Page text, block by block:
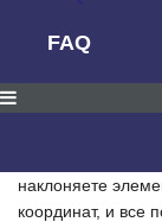
FAQ
С помощью
наклоняете
координат, и все